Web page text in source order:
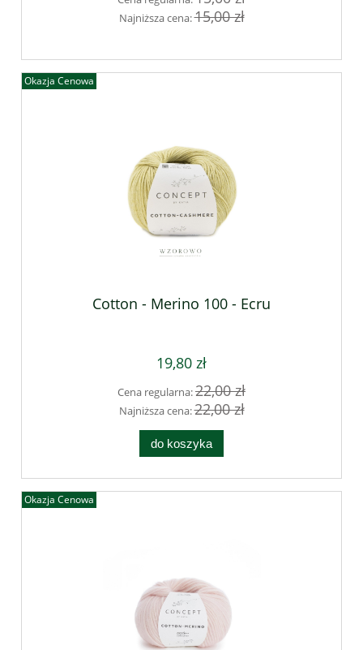
Najniższa cena:15,00 zł
Cotton - Merino 100 - Ecru
19,80 zł
Cena regularna:22,00 zł
Najniższa cena:22,00 zł
do koszyka
Okazja Cenowa
Okazja Cenowa